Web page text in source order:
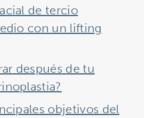
de tercio
con un lifting
después de tu
objetivos del